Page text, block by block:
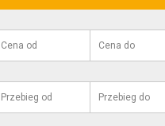
Cena od Cena do
Przebieg od Przebieg do